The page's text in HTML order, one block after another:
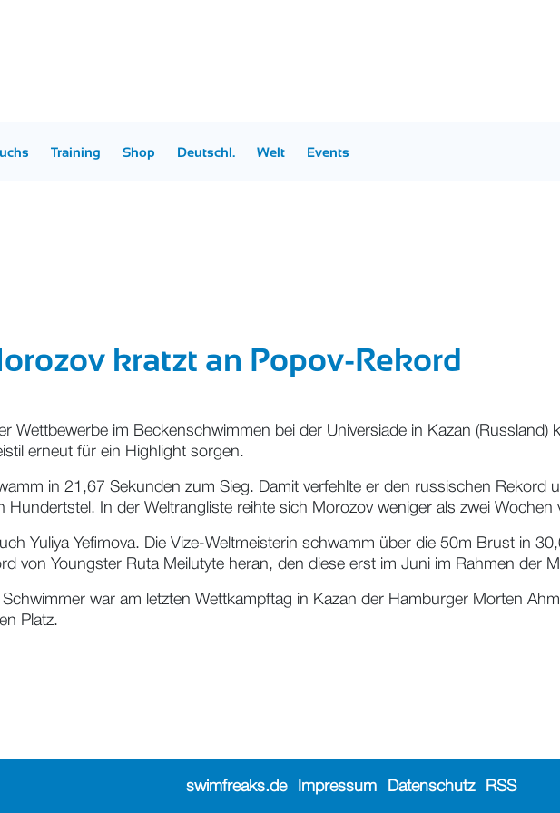
Training Shop Deutschl. Welt Events
kratzt an Popov-Rekord
Wettbewerbe im Beckenschwimmen bei der Universiade in Kazan (Russland)
erneut für ein Highlight sorgen.
in 21,67 Sekunden zum Sieg. Damit verfehlte er den russischen Rekord
Hundertstel. In der Weltrangliste reihte sich Morozov weniger als zwei
Yuliya Yefimova. Die Vize-Weltmeisterin schwamm über die 50m Brust in
von Youngster Ruta Meilutyte heran, den diese erst im Juni im Rahmen der
war am letzten Wettkampftag in Kazan der Hamburger Morten
Platz.
swimfreaks.de Impressum Datenschutz RSS